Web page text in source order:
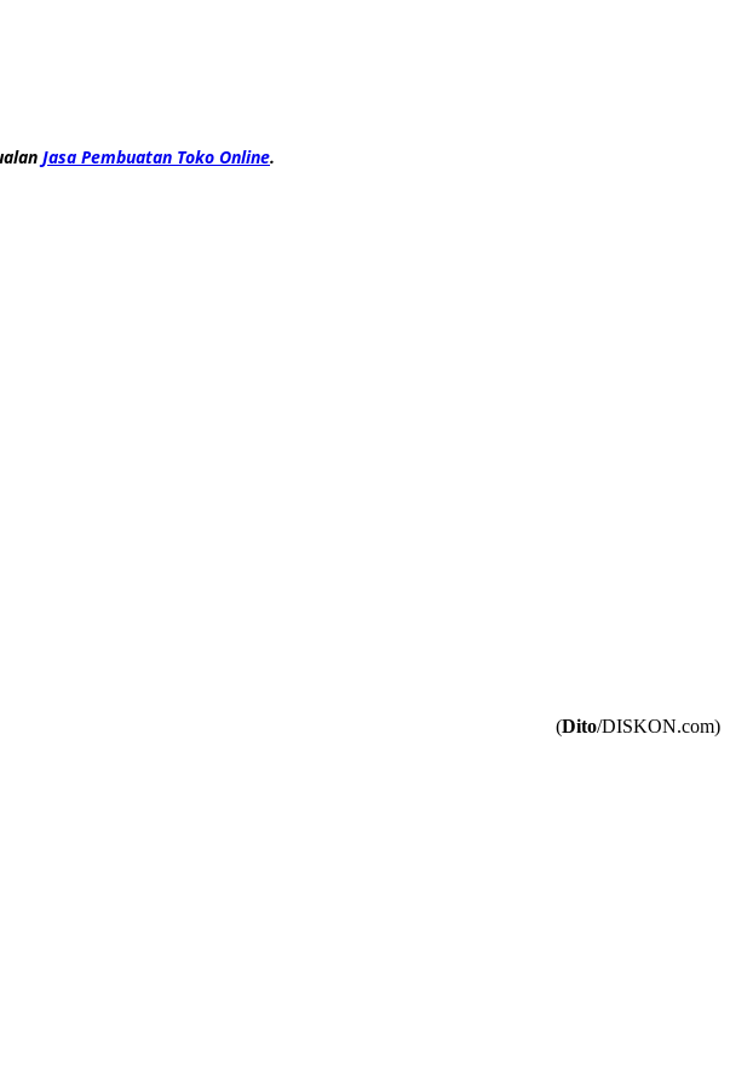
Jasa Pembuatan Toko Online.
(Dito/DISKON.com)